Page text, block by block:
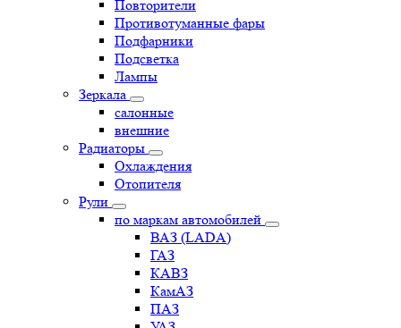
Повторители
Противотуманные фары
Подфарники
Подсветка
Лампы
Зеркала
салонные
внешние
Радиаторы
Охлаждения
Отопителя
Рули
по маркам автомобилей
ВАЗ (LADA)
ГАЗ
КАВЗ
КамАЗ
ПАЗ